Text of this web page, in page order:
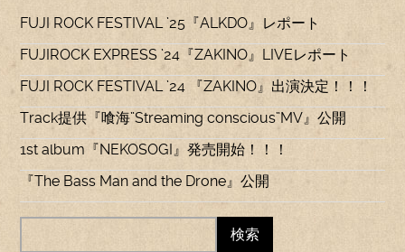
FUJI ROCK FESTIVAL ’25『ALKDO』レポート
FUJIROCK EXPRESS ’24『ZAKINO』LIVEレポート
FUJI ROCK FESTIVAL ’24 『ZAKINO』出演決定！！！
Track提供『喰海”Streaming conscious”MV』公開
1st album『NEKOSOGI』発売開始！！！
『The Bass Man and the Drone』公開